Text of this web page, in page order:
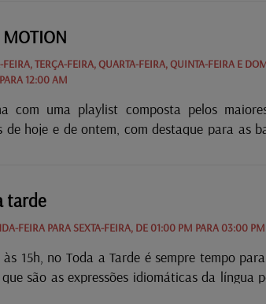
TERÇA-FEIRA, QUARTA-FEIRA, QUINTA-FEIRA E
12:00 AM
com uma playlist composta pelos
de hoje e de ontem, com destaque para as
tarde
FEIRA PARA SEXTA-FEIRA, DE 01:00 PM PARA 03:00 PM
às 15h, no Toda a Tarde é sempre tempo
são as expressões idiomáticas da língua